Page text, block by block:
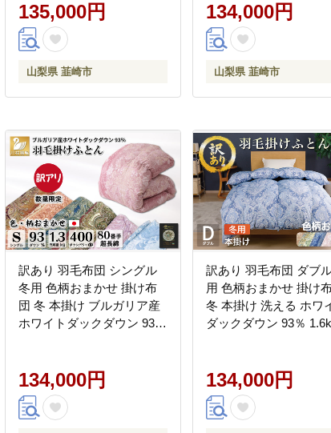
布団 布団 ふとん 羽毛 掛布
団 寝具 4つ星 エクセルゴー
ルドラベル ダウンケット
無料
135,000円
山梨県 韮崎市
ールド 400dp 収納袋付
本製 国産 増量 [川村羽
梨県 韮崎市 20745165]
134,000円
山梨県 韮崎市
訳あり 羽毛布団 シングル
冬用 色柄おまかせ 掛け布
団 冬 本掛け ブルガリア産
ホワイトダックダウン 93％
布団 日本製 数量限定 寝具
羽毛掛け布団 訳アリ ダウ
ン ダウンケット [川村羽毛
134,000円
訳あり 羽毛布団 ダブ
用 色柄おまかせ 掛け
冬 本掛け 洗える ホワ
ダックダウン 93％
本製 寝具 羽毛掛け布団
アリ ダウン ダウンケッ
ブルガリア産 [川村羽毛
134,000円